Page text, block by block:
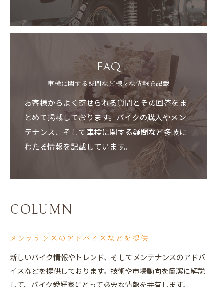
FAQ
車検に関する疑問など様々な情報を記載
お客様からよく寄せられる質問とその回答をま
とめて掲載しております。バイクの購入やメン
テナンス、そして車検に関する疑問など多岐に
わたる情報を記載しています。
メンテナンスのアドバイスなどを提供
COLUMN
新しいバイク情報やトレンド、そしてメンテナンスのアドバ
イスなどを提供しております。技術や市場動向を簡潔に解説
して、バイク愛好家にとって必要な情報を共有します。